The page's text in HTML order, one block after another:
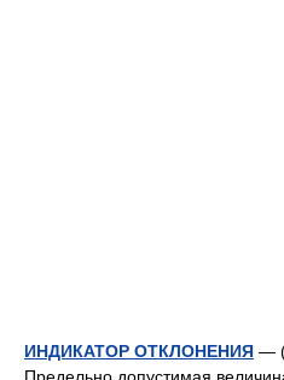
ИНДИКАТОР ОТКЛОНЕНИЯ —